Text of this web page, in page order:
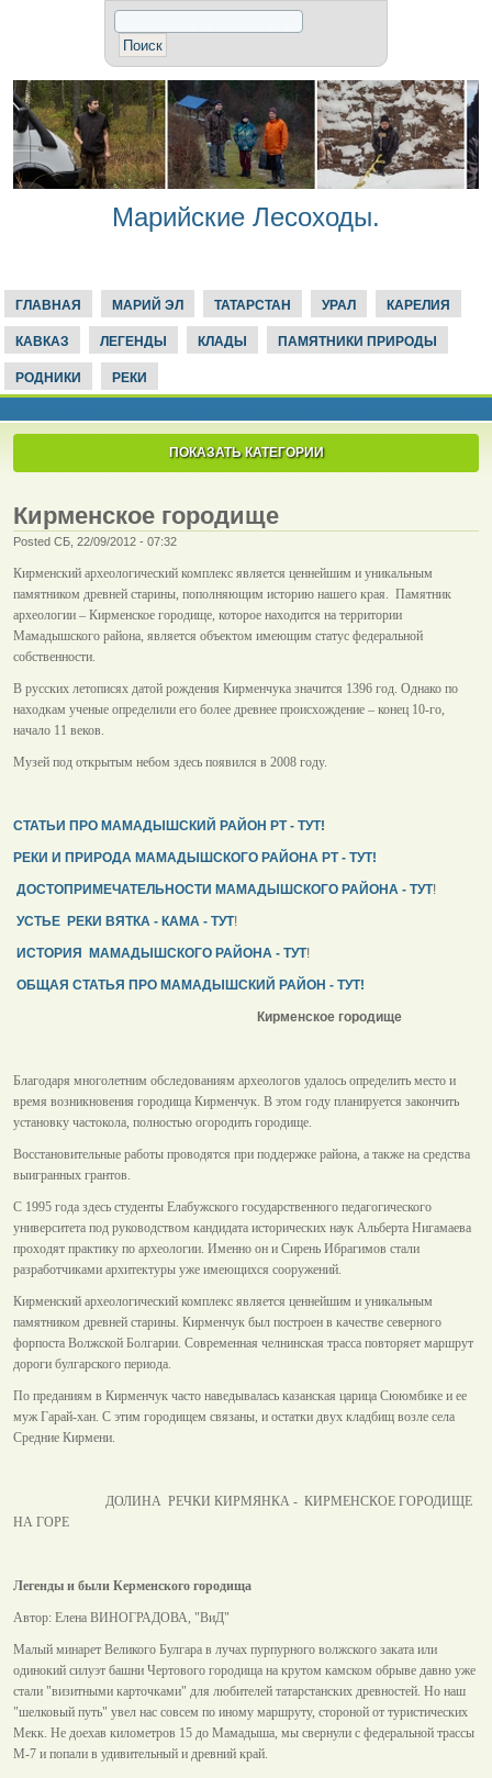
Марийские Лесоходы.
ГЛАВНАЯ МАРИЙ ЭЛ ТАТАРСТАН УРАЛ КАРЕЛИЯ
КАВКАЗ ЛЕГЕНДЫ КЛАДЫ ПАМЯТНИКИ ПРИРОДЫ
РОДНИКИ РЕКИ
ПОКАЗАТЬ КАТЕГОРИИ
Кирменское городище
Posted СБ, 22/09/2012 - 07:32
Кирменский археологический комплекс является ценнейшим и уникальным
памятником древней старины, пополняющим историю нашего края. Памятник
археологии – Кирменское городище, которое находится на территории
Мамадышского района, является объектом имеющим статус федеральной
собственности.
В русских летописях датой рождения Кирменчука значится 1396 год. Однако по
находкам ученые определили его более древнее происхождение – конец 10-го,
начало 11 веков.
Музей под открытым небом здесь появился в 2008 году.
СТАТЬИ ПРО МАМАДЫШСКИЙ РАЙОН РТ - ТУТ!
РЕКИ И ПРИРОДА МАМАДЫШСКОГО РАЙОНА РТ - ТУТ!
ДОСТОПРИМЕЧАТЕЛЬНОСТИ МАМАДЫШСКОГО РАЙОНА - ТУТ!
УСТЬЕ РЕКИ ВЯТКА - КАМА - ТУТ!
ИСТОРИЯ МАМАДЫШСКОГО РАЙОНА - ТУТ!
ОБЩАЯ СТАТЬЯ ПРО МАМАДЫШСКИЙ РАЙОН - ТУТ!
Кирменское городище
Благодаря многолетним обследованиям археологов удалось определить место и
время возникновения городища Кирменчук. В этом году планируется закончить
установку частокола, полностью огородить городище.
Восстановительные работы проводятся при поддержке района, а также на средства
выигранных грантов.
С 1995 года здесь студенты Елабужского государственного педагогического
университета под руководством кандидата исторических наук Альберта Нигамаева
проходят практику по археологии. Именно он и Сирень Ибрагимов стали
разработчиками архитектуры уже имеющихся сооружений.
Кирменский археологический комплекс является ценнейшим и уникальным
памятником древней старины. Кирменчук был построен в качестве северного
форпоста Волжской Болгарии. Современная челнинская трасса повторяет маршрут
дороги булгарского периода.
По преданиям в Кирменчук часто наведывалась казанская царица Сююмбике и ее
муж Гарай-хан. С этим городищем связаны, и остатки двух кладбищ возле села
Средние Кирмени.
ДОЛИНА РЕЧКИ КИРМЯНКА - КИРМЕНСКОЕ ГОРОДИЩЕ
НА ГОРЕ
Легенды и были Керменского городища
Автор: Елена ВИНОГРАДОВА, "ВиД"
Малый минарет Великого Булгара в лучах пурпурного волжского заката или
одинокий силуэт башни Чертового городища на крутом камском обрыве давно уже
стали "визитными карточками" для любителей татарстанских древностей. Но наш
"шелковый путь" увел нас совсем по иному маршруту, стороной от туристических
Мекк. Не доехав километров 15 до Мамадыша, мы свернули с федеральной трассы
М-7 и попали в удивительный и древний край.